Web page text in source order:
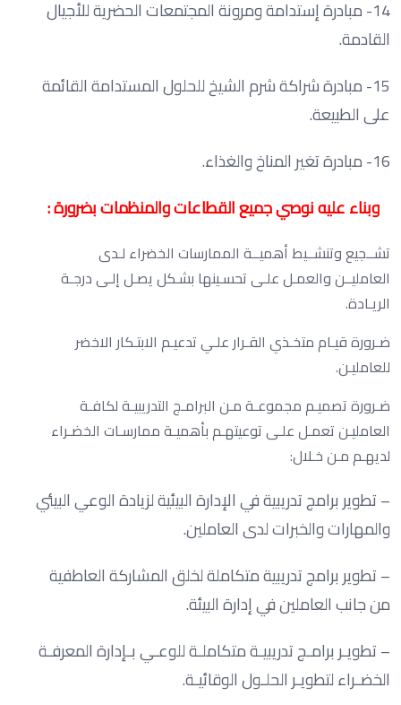
14- مبادرة إستدامة ومرونة المجتمعات الحضرية للأجيال
القادمة.
15- مبادرة شراكة شرم الشيخ للحلول المستدامة القائمة
على الطبيعة.
16- مبادرة تغير المناخ والغذاء.
وبناء عليه نوصي جميع القطاعات والمنظمات بضرورة :
تشــجيع وتنشــيط أهميــة الممارسات الخضراء لـدى
العامليــن والعمـل علـى تحسـينها بشـكل يصـل إلـى درجـة
الريـادة.
ضـرورة قيـام متخـذي القـرار علـي تدعيـم الابتـكار الاخضر
للعامليـن.
ضـرورة تصميـم مجموعـة مـن البرامـج التدريبيـة لكافـة
العامليـن تعمـل علـى توعيتهـم بأهميـة ممارسـات الخضـراء
لديهـم مـن خـلال:
– تطوير برامج تدريبية في الإدارة البيئية لزيادة الوعي البيئي
والمهارات والخبرات لدى العاملين.
– تطوير برامج تدريبية متكاملة لخلق المشاركة العاطفية
من جانب العاملين في إدارة البيئة.
– تطويـر برامـج تدريبيـة متكاملـة للوعـي بـإدارة المعرفـة
الخضـراء لتطويـر الحلـول الوقائيـة.